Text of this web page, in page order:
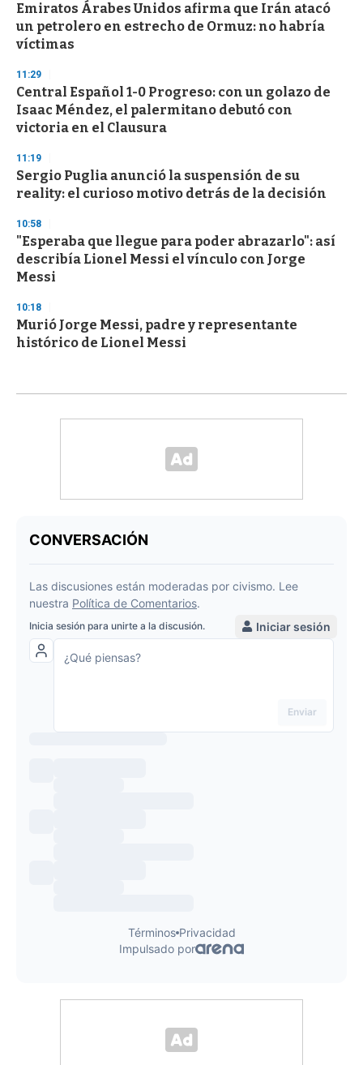
Emiratos Árabes Unidos afirma que Irán atacó
un petrolero en estrecho de Ormuz: no habría
víctimas
11:29
Central Español 1-0 Progreso: con un golazo de
Isaac Méndez, el palermitano debutó con
victoria en el Clausura
11:19
Sergio Puglia anunció la suspensión de su
reality: el curioso motivo detrás de la decisión
10:58
"Esperaba que llegue para poder abrazarlo": así
describía Lionel Messi el vínculo con Jorge
Messi
10:18
Murió Jorge Messi, padre y representante
histórico de Lionel Messi